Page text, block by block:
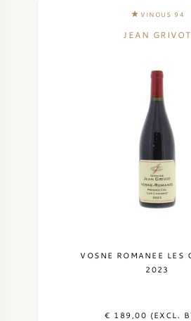
VINOUS 94
JEAN GRIVOT
VOSNE ROMANEE LES
2023
€ 189,00 (EXCL.